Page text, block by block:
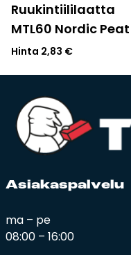
Ruukintiililaatta
MTL60 Nordic Peat
Hinta 2,83 €
Asia­kas­pal­ve­lu
ma – pe
08:00 – 16:00